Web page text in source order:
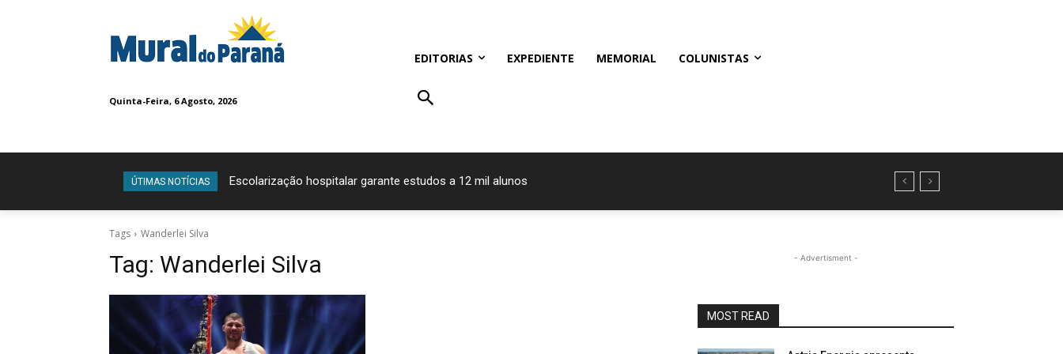
Quinta-Feira, 6 Agosto, 2026
EDITORIAS EXPEDIENTE MEMORIAL COLUNISTAS
ÚTIMAS NOTÍCIAS Escolarização hospitalar garante estudos a 12 mil alunos
Tags Wanderlei Silva
Tag: Wanderlei Silva - Advertisment -
MOST READ